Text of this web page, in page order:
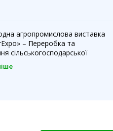
агропромислова виставка
– Переробка та
сільськогосподарської
продуктів харчування та
це сучасна професійна
для презентації технологій,
можливості для розвитку